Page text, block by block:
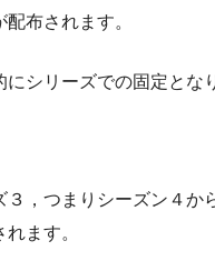
布されます。
にシリーズでの固定とな
３，つまりシーズン４か
ます。